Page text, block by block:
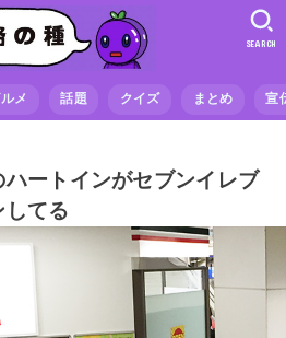
メ 話題 クイズ まとめ 宣
SEARCH
ハートインがセブンイレブ
してる